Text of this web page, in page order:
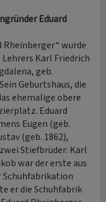
Eduard
Rheinberger“ wurde
Lehrers Karl Friedrich
geb.
Geburtshaus, die
ehemalige obere
Eduard
Eugen (geb.
(geb. 1862),
Stiefbrüder: Karl
war der erste aus
Schuhfabrikation
er die Schuhfabrik